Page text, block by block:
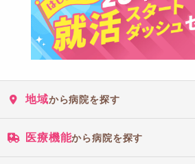
地域から病院を探す
医療機能から病院を探す